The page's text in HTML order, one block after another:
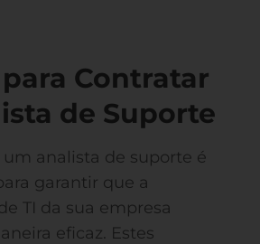
Contratar
de Suporte
um analista de suporte é
garantir que a
TI da sua empresa
eficaz. Estes